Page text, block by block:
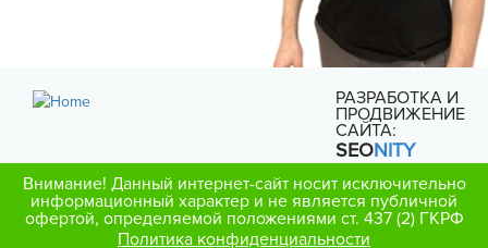
РАЗРАБОТКА И
ПРОДВИЖЕНИЕ
САЙТА:
SEONITY
Внимание! Данный интернет-сайт носит исключительно
информационный характер и не является публичной
офертой, определяемой положениями ст. 437 (2) ГКРФ
Политика конфиденциальности